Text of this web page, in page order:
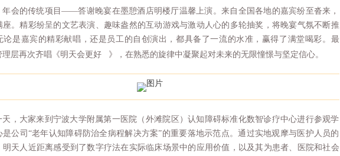
年会的传统项目——答谢晚宴在墨憩酒店明楼厅温馨上演。来自全国各地的嘉宾纷至沓来，
座。精彩纷呈的文艺表演、趣味盎然的互动游戏与激动人心的多轮抽奖，将晚宴气氛不断推
论是嘉宾的精彩献唱，还是员工的自创演出，都具备了一流的水准，赢得了满堂喝彩。最
理层再次齐唱《明天会更好 》，在熟悉的旋律中凝聚起对未来的无限憧憬与坚定信心。
天，大家来到宁波大学附属第一医院（外滩院区）认知障碍标准化数智诊疗中心进行参观学
是公司“老年认知障碍防治全病程解决方案”的重要落地示范点。通过实地观摩与医护人员的
明天人近距离感受到了数字疗法在实际临床场景中的应用价值，以及其为患者、医院和社会